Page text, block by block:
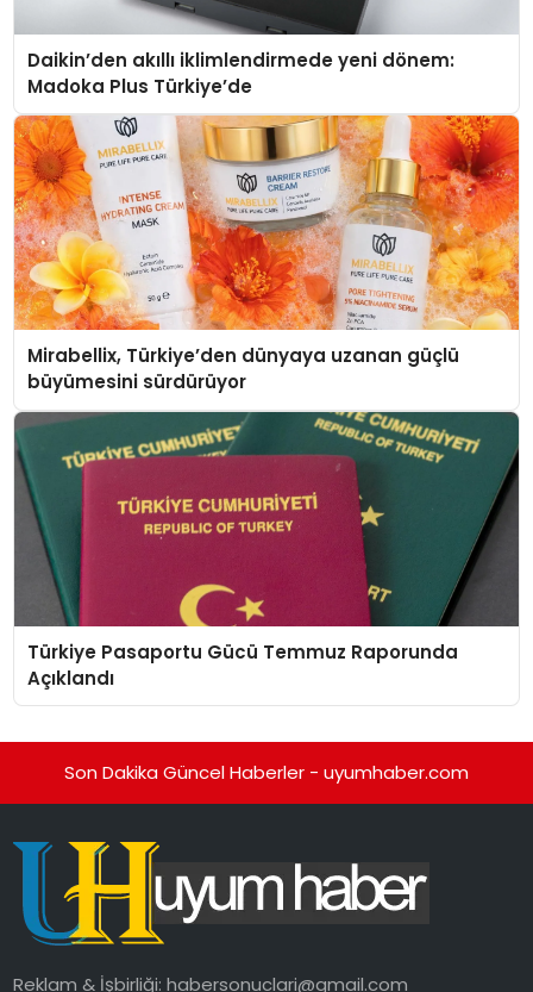
Daikin’den akıllı iklimlendirmede yeni dönem:
Madoka Plus Türkiye’de
Mirabellix, Türkiye’den dünyaya uzanan güçlü
büyümesini sürdürüyor
Türkiye Pasaportu Gücü Temmuz Raporunda
Açıklandı
Son Dakika Güncel Haberler - uyumhaber.com
Reklam & İşbirliği:habersonuclari@gmail.com